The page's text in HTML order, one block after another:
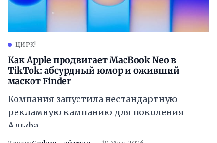
ЦИРК!
Как Apple продвигает MacBook Neo в
TikTok: абсурдный юмор и оживший
маскот Finder
Компания запустила нестандартную
рекламную кампанию для поколения
Альфа